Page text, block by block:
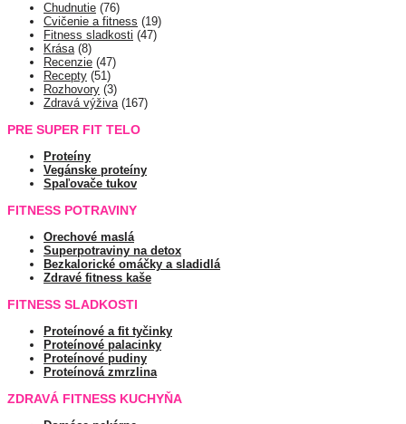
Chudnutie (76)
Cvičenie a fitness (19)
Fitness sladkosti (47)
Krása(8)
Recenzie (47)
Recepty (51)
Rozhovory (3)
Zdravá výživa(167)
PRE SUPER FIT TELO
Proteíny
Vegánske proteíny
Spaľovače tukov
FITNESS POTRAVINY
Orechové maslá
Superpotraviny na detox
Bezkalorické omáčky a sladidlá
Zdravé fitness kaše
FITNESS SLADKOSTI
Proteínové a fit tyčinky
Proteínové palacinky
Proteínové pudiny
Proteínová zmrzlina
ZDRAVÁ FITNESS KUCHYŇA